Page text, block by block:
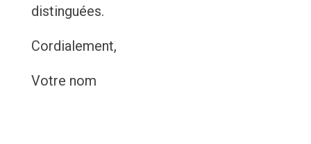
distinguées.
Cordialement,
Votre nom